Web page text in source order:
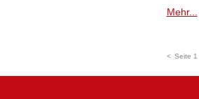
Mehr...
< Seite 1